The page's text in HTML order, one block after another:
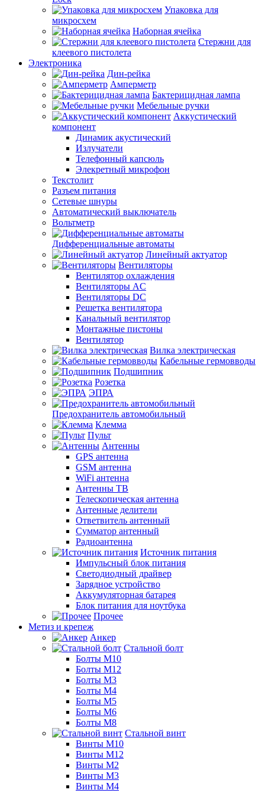
Упаковка для
микросхем
Наборная ячейка
Стержни для
клеевого пистолета
Электроника
Дин-рейка
Амперметр
Бактерицидная лампа
Мебельные ручки
Аккустический
компонент
Динамик акустический
Излучатели
Телефонный капсюль
Элекретный микрофон
Текстолит
Разъем питания
Сетевые шнуры
Автоматический выключатель
Вольтметр
Дифференциальные автоматы
Линейный актуатор
Вентиляторы
Вентилятор охлаждения
Вентиляторы AC
Вентиляторы DC
Решетка вентилятора
Канальный вентилятор
Монтажные пистоны
Вентилятор
Вилка электрическая
Кабельные гермовводы
Подшипник
Розетка
ЭПРА
Предохранитель автомобильный
Клемма
Пульт
Антенны
GPS антенна
GSM антенна
WiFi антенна
Антенны ТВ
Телескопическая антенна
Антенные делители
Ответвитель антенный
Сумматор антенный
Радиоантенна
Источник питания
Импульсный блок питания
Светодиодный драйвер
Зарядное устройство
Аккумуляторная батарея
Блок питания для ноутбука
Прочее
Метиз и крепеж
Анкер
Стальной болт
Болты М10
Болты М12
Болты М3
Болты М4
Болты М5
Болты М6
Болты М8
Стальной винт
Винты М10
Винты М12
Винты М2
Винты М3
Винты М4